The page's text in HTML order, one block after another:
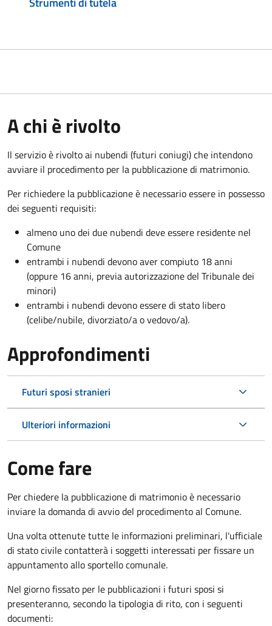
A chi è rivolto
Il servizio è rivolto ai nubendi (futuri coniugi) che intendono
avviare il procedimento per la pubblicazione di matrimonio.
Per richiedere la pubblicazione è necessario essere in possesso
dei seguenti requisiti:
almeno uno dei due nubendi deve essere residente nel
Comune
entrambi i nubendi devono aver compiuto 18 anni
(oppure 16 anni, previa autorizzazione del Tribunale dei
minori)
entrambi i nubendi devono essere di stato libero
(celibe/nubile, divorziato/a o vedovo/a).
Approfondimenti
Futuri sposi stranieri
Ulteriori informazioni
Come fare
Per chiedere la pubblicazione di matrimonio è necessario
inviare la domanda di avvio del procedimento al Comune.
Una volta ottenute tutte le informazioni preliminari, l'ufficiale
di stato civile contatterà i soggetti interessati per fissare un
appuntamento allo sportello comunale.
Nel giorno fissato per le pubblicazioni i futuri sposi si
presenteranno, secondo la tipologia di rito, con i seguenti
documenti: